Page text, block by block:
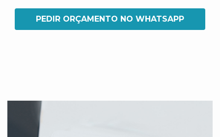
PEDIR ORÇAMENTO NO WHATSAPP